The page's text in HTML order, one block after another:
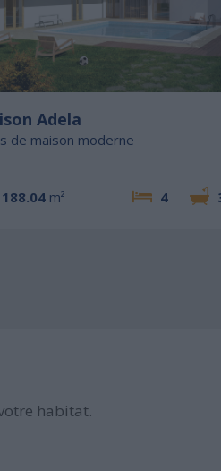
Adela
de maison moderne
188.04 m² 4
habitat.